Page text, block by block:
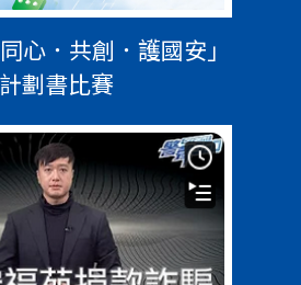
心．共創．護國安」
計劃書比賽